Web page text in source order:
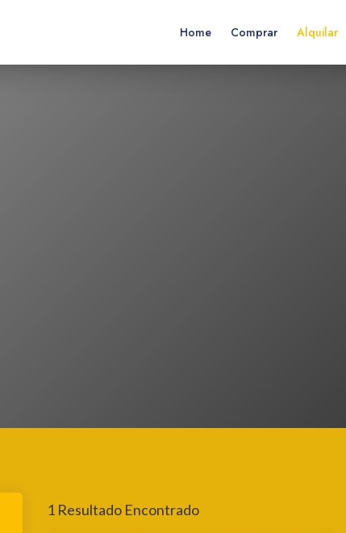
Home Comprar Alquilar
Playa · Viviendas
1 Resultado Encontrado